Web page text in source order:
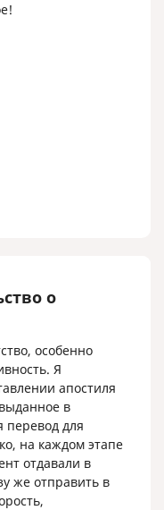
о
особенно
Я
апостиля
в
перевод для
на каждом этапе
отдавали в
же отправить в